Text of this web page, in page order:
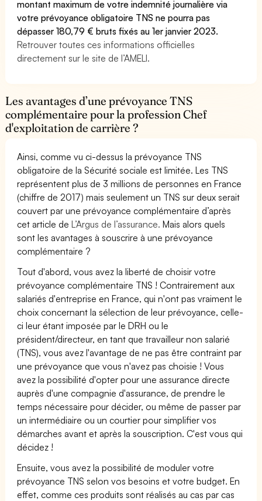
montant maximum de votre indemnité journalière via
votre prévoyance obligatoire TNS ne pourra pas
dépasser 180,79 € bruts fixés au 1er janvier 2023.
Retrouver toutes ces informations officielles
directement sur le site de l’AMELI.
Les avantages d’une prévoyance TNS
complémentaire pour la profession Chef
d'exploitation de carrière ?
Ainsi, comme vu ci-dessus la prévoyance TNS
obligatoire de la Sécurité sociale est limitée. Les TNS
représentent plus de 3 millions de personnes en France
(chiffre de 2017) mais seulement un TNS sur deux serait
couvert par une prévoyance complémentaire d’après
cet article deL’Argus de l’assurance. Mais alors quels
sont les avantages à souscrire à une prévoyance
complémentaire ?
Tout d'abord, vous avez la liberté de choisir votre
prévoyance complémentaire TNS ! Contrairement aux
salariés d'entreprise en France, qui n'ont pas vraiment le
choix concernant la sélection de leur prévoyance, celle-
ci leur étant imposée par le DRH ou le
président/directeur, en tant que travailleur non salarié
(TNS), vous avez l'avantage de ne pas être contraint par
une prévoyance que vous n'avez pas choisie ! Vous
avez la possibilité d'opter pour une assurance directe
auprès d'une compagnie d'assurance, de prendre le
temps nécessaire pour décider, ou même de passer par
un intermédiaire ou un courtier pour simplifier vos
démarches avant et après la souscription. C'est vous qui
décidez !
Ensuite, vous avez la possibilité de moduler votre
prévoyance TNS selon vos besoins et votre budget. En
effet, comme ces produits sont réalisés au cas par cas